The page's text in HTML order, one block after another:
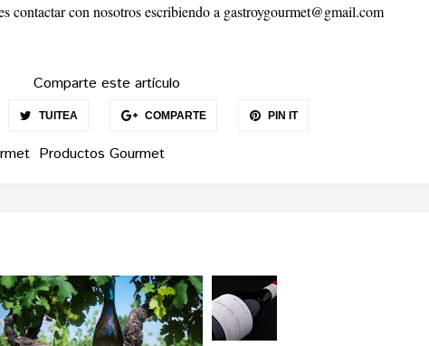
contactar con nosotros escribiendo a gastroygourmet@gmail.com
Comparte este artículo
TUITEA COMPARTE PIN IT
Productos Gourmet